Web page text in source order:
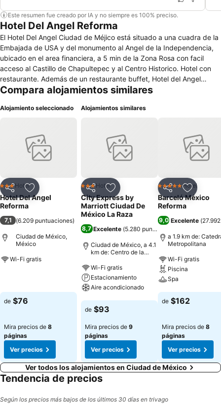
Este resumen fue creado por IA y no siempre es 100% preciso.
Hotel Del Angel Reforma
El Hotel Del Angel Ciudad de Méjico está situado a una cuadra de la
Embajada de USA y del monumento al Angel de la Independencia,
ubicado en el area financiera, a 5 min de la Zona Rosa con facil
acceso al Castillo de Chapultepec y al Centro Historico. Hotel con
restaurante. Además de un restaurante buffet, Hotel del Angel
ofrece conexión inalámbrica a internet en cortesia. También brinda a
bilingüe. Wi-Fi en cortesia . Pantallas LCD de 32" con canales por
camas matrimoniales, algunas habitaciones han sido remodeladas.
Compara alojamientos similares
Alojamiento seleccionado
CompartirAgregar a favoritos
3 Estrellas
Hotel
Hotel Del Angel
Reforma
7,1 (6.209 puntuaciones)
Ciudad de México,
México
Wi-Fi gratis
de $76
Mira precios de 8
páginas
Ver precios
Alojamientos similares
CompartirAgregar a favoritos
3 Estrellas
Hotel
City Express by
Marriott Ciudad De
México La Raza
8,7 Excelente (5.280 puntuaciones
Ciudad de México, a 4.1
km de: Centro de la
Wi-Fi gratis
Estacionamiento
Aire acondicionado
Ver precios
de $93
Mira precios de 9
páginas
Ver precios
CompartirAgregar
5 EstrellasHotel
Barceló México
Reforma
9,0 Excelente (
a 1.9 km de:
Metropolitana
Wi-Fi gratis
Piscina
Spa
Ver precios
de $162
Mira precios de 8
páginas
Ver precios
Ver todos los alojamientos en Ciudad de México
Tendencia de precios
Según los precios más bajos de los últimos 30 días en trivago